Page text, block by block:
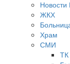
ЖКХ
Храм
СМИ
ТК